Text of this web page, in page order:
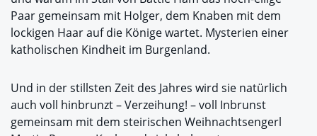
Paar gemeinsam mit Holger, dem Knaben mit dem
lockigen Haar auf die Könige wartet. Mysterien einer
katholischen Kindheit im Burgenland.
Und in der stillsten Zeit des Jahres wird sie natürlich
auch voll hinbrunzt – Verzeihung! – voll Inbrunst
gemeinsam mit dem steirischen Weihnachtsengerl